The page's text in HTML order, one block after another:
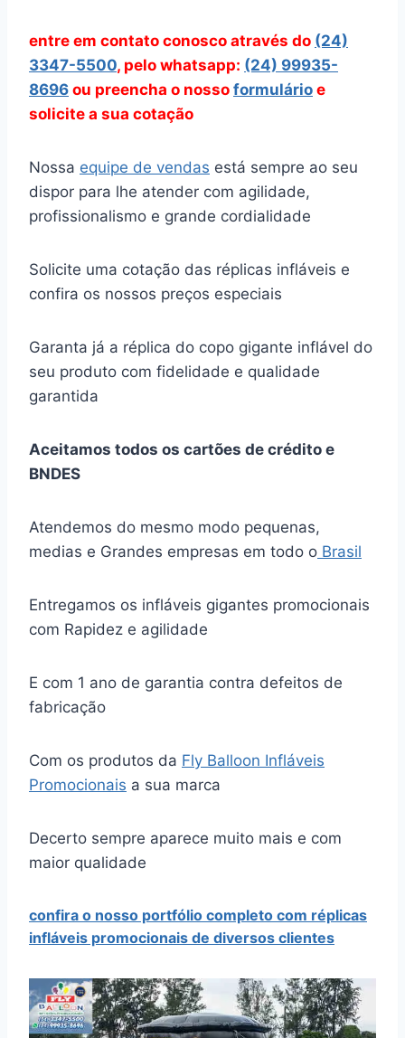
entre em contato conosco através do (24)
3347-5500, pelo whatsapp: (24) 99935-
8696 ou preencha o nosso formulário e
solicite a sua cotação
Nossa equipe de vendas está sempre ao seu
dispor para lhe atender com agilidade,
profissionalismo e grande cordialidade
Solicite uma cotação das réplicas infláveis e
confira os nossos preços especiais
Garanta já a réplica do copo gigante inflável do
seu produto com fidelidade e qualidade
garantida
Aceitamos todos os cartões de crédito e
BNDES
Atendemos do mesmo modo pequenas,
medias e Grandes empresas em todo o Brasil
Entregamos os infláveis gigantes promocionais
com Rapidez e agilidade
E com 1 ano de garantia contra defeitos de
fabricação
Com os produtos da Fly Balloon Infláveis
Promocionais a sua marca
Decerto sempre aparece muito mais e com
maior qualidade
confira o nosso portfólio completo com réplicas
infláveis promocionais de diversos clientes